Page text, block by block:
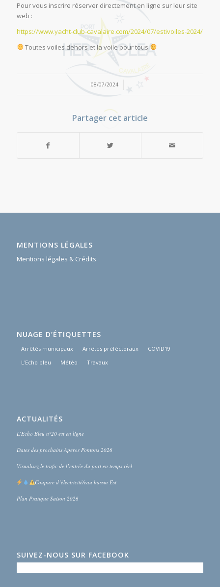
Pour vous inscrire réserver directement en ligne sur leur site
web :
https://www.yacht-club-cavalaire.com/2024/07/estivoiles-2024/
Toutes voiles dehors et la voile pour tous
08/07/2024
/
Partager cet article
MENTIONS LÉGALES
Mentions légales & Crédits
NUAGE D’ÉTIQUETTES
Arrêtés municipaux Arrêtés préféctoraux
COVID19
L'Echo bleu
Météo Travaux
ACTUALITÉS
L’Echo Bleu n°20 est en ligne
Dates des prochains Aperos Pontons 2026
Visualisez le trafic de l’entrée du port en temps réel
Coupure d’électricité/eau bassin Est
Plan Pratique Saison 2026
SUIVEZ-NOUS SUR FACEBOOK